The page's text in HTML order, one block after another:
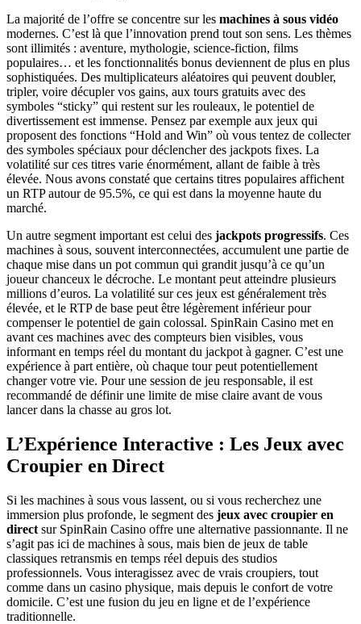
La majorité de l’offre se concentre sur les machines à sous vidéo
modernes. C’est là que l’innovation prend tout son sens. Les thèmes
sont illimités : aventure, mythologie, science-fiction, films
populaires… et les fonctionnalités bonus deviennent de plus en plus
sophistiquées. Des multiplicateurs aléatoires qui peuvent doubler,
tripler, voire décupler vos gains, aux tours gratuits avec des
symboles “sticky” qui restent sur les rouleaux, le potentiel de
divertissement est immense. Pensez par exemple aux jeux qui
proposent des fonctions “Hold and Win” où vous tentez de collecter
des symboles spéciaux pour déclencher des jackpots fixes. La
volatilité sur ces titres varie énormément, allant de faible à très
élevée. Nous avons constaté que certains titres populaires affichent
un RTP autour de 95.5%, ce qui est dans la moyenne haute du
marché.
Un autre segment important est celui des jackpots progressifs. Ces
machines à sous, souvent interconnectées, accumulent une partie de
chaque mise dans un pot commun qui grandit jusqu’à ce qu’un
joueur chanceux le décroche. Le montant peut atteindre plusieurs
millions d’euros. La volatilité sur ces jeux est généralement très
élevée, et le RTP de base peut être légèrement inférieur pour
compenser le potentiel de gain colossal. SpinRain Casino met en
avant ces machines avec des compteurs bien visibles, vous
informant en temps réel du montant du jackpot à gagner. C’est une
expérience à part entière, où chaque tour peut potentiellement
changer votre vie. Pour une session de jeu responsable, il est
recommandé de définir une limite de mise claire avant de vous
lancer dans la chasse au gros lot.
L’Expérience Interactive : Les Jeux avec
Croupier en Direct
Si les machines à sous vous lassent, ou si vous recherchez une
immersion plus profonde, le segment des jeux avec croupier en
direct sur SpinRain Casino offre une alternative passionnante. Il ne
s’agit pas ici de machines à sous, mais bien de jeux de table
classiques retransmis en temps réel depuis des studios
professionnels. Vous interagissez avec de vrais croupiers, tout
comme dans un casino physique, mais depuis le confort de votre
domicile. C’est une fusion du jeu en ligne et de l’expérience
traditionnelle.